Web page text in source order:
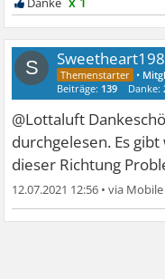
S •
Beiträge: 139 Danke:
@Lottaluft
durchgelesen. Es
dieser Richtung
12.07.2021 12:56 •